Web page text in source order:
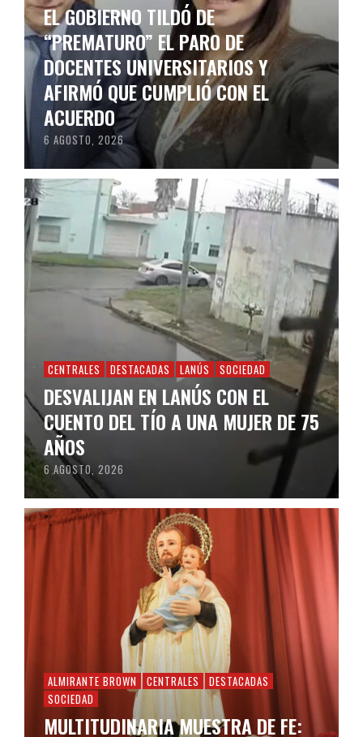
EL GOBIERNO TILDÓ DE
“PREMATURO” EL PARO DE
DOCENTES UNIVERSITARIOS Y
AFIRMÓ QUE CUMPLIÓ CON EL
ACUERDO
6 AGOSTO, 2026
CENTRALES DESTACADAS LANÚS SOCIEDAD
DESVALIJAN EN LANÚS CON EL
CUENTO DEL TÍO A UNA MUJER DE 75
AÑOS
6 AGOSTO, 2026
ALMIRANTE BROWN CENTRALES
DESTACADAS
SOCIEDAD
MULTITUDINARIA MUESTRA DE FE: